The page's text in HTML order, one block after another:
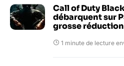
Call of Duty
débarquent sur
grosse
1 minute de lecture